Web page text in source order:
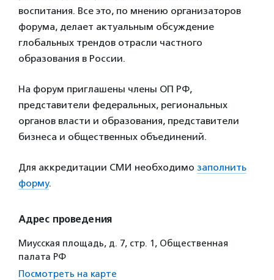
воспитания. Все это, по мнению организаторов
форума, делает актуальным обсуждение
глобальных трендов отрасли частного
образования в России.
На форум приглашены члены ОП РФ,
представители федеральных, региональных
органов власти и образования, представители
бизнеса и общественных объединений.
Для аккредитации СМИ необходимо заполнить
форму.
Адрес проведения
Миусская площадь, д. 7, стр. 1, Общественная
палата РФ
Посмотреть на карте